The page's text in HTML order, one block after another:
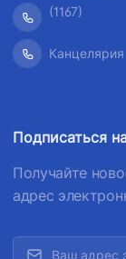
(1167)
Подписаться
Получайте
адрес